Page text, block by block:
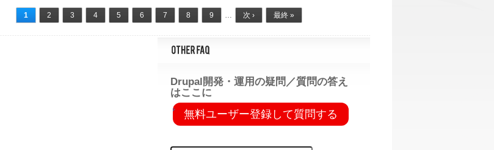
1 2 3 4 5 6 7 8 9 … 次 › 最終 »
Drupal開発・運用の疑問／質問の答え
はここに
無料ユーザー登録 すると質問できます。
無料ユーザー登録して質問する